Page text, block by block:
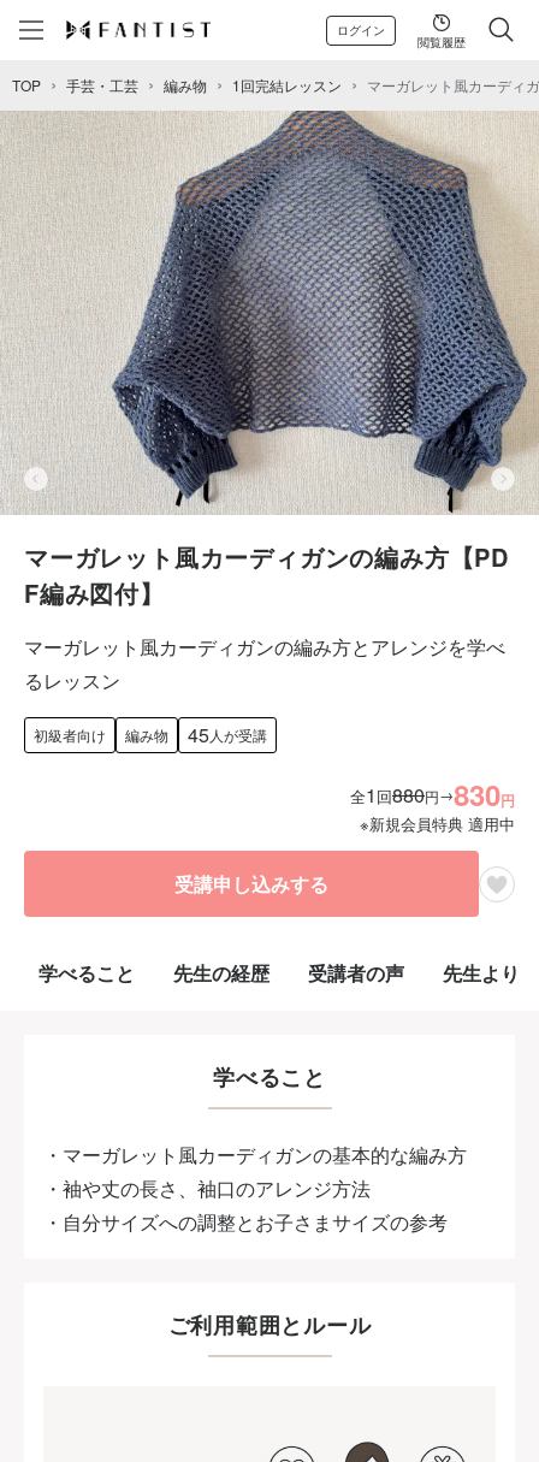
ログイン
閲覧履歴
TOP 手芸・工芸 編み物 1回完結レッスン マーガレット風カーディ
マーガレット風カーディガンの編み方【PD
F編み図付】
マーガレット風カーディガンの編み方とアレンジを学べ
るレッスン
初級者向け 編み物 45人が受講
全1 回880円→830円
※新規会員特典 適用中
受講申し込みする
学べること 先生の経歴 受講者の声 先生より
学べること
・マーガレット風カーディガンの基本的な編み方
・袖や丈の長さ、袖口のアレンジ方法
・自分サイズへの調整とお子さまサイズの参考
ご利用範囲とルール